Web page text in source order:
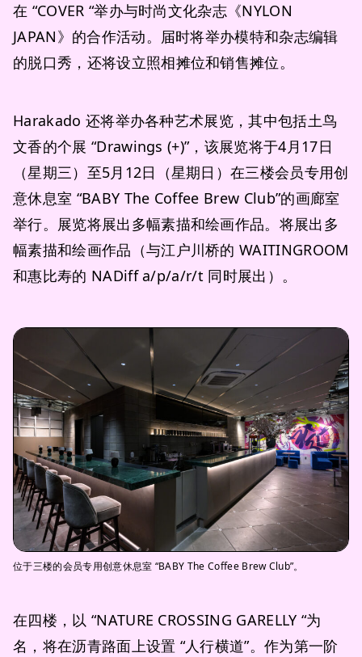
在 “COVER “举办与时尚文化杂志《NYLON
JAPAN》的合作活动。届时将举办模特和杂志编辑
的脱口秀，还将设立照相摊位和销售摊位。
Harakado 还将举办各种艺术展览，其中包括土鸟
文香的个展 “Drawings (+)”，该展览将于4月17日
（星期三）至5月12日（星期日）在三楼会员专用创
意休息室 “BABY The Coffee Brew Club”的画廊室
举行。展览将展出多幅素描和绘画作品。将展出多
幅素描和绘画作品（与江户川桥的 WAITINGROOM
和惠比寿的 NADiff a/p/a/r/t 同时展出）。
位于三楼的会员专用创意休息室 “BABY The Coffee Brew Club”。
在四楼，以 “NATURE CROSSING GARELLY “为
名，将在沥青路面上设置 “人行横道”。作为第一阶